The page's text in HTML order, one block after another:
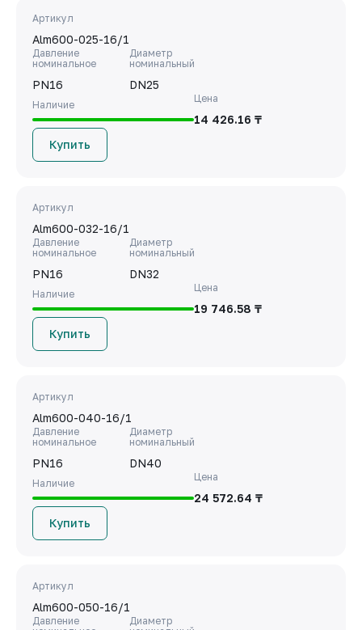
Артикул
Alm600-025-16/1
Давление
номинальное
PN16
Диаметр
номинальный
DN25
Наличие
Цена
14 426.16 ₸
Купить
Артикул
Alm600-032-16/1
Давление
номинальное
PN16
Диаметр
номинальный
DN32
Наличие
Цена
19 746.58 ₸
Купить
Артикул
Alm600-040-16/1
Давление
номинальное
PN16
Диаметр
номинальный
DN40
Наличие
Цена
24 572.64 ₸
Купить
Артикул
Alm600-050-16/1
Давление
Диаметр